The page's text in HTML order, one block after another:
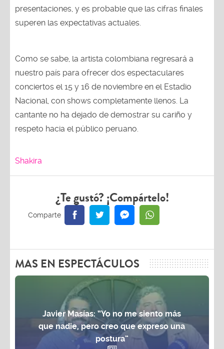
presentaciones, y es probable que las cifras finales
superen las expectativas actuales.
Como se sabe, la artista colombiana regresará a
nuestro país para ofrecer dos espectaculares
conciertos el 15 y 16 de noviembre en el Estadio
Nacional, con shows completamente llenos. La
cantante no ha dejado de demostrar su cariño y
respeto hacia el público peruano.
Shakira
¿Te gustó? ¡Compártelo!
MAS EN ESPECTÁCULOS
Javier Masías: “Yo no me siento más
que nadie, pero creo que expreso una
postura”